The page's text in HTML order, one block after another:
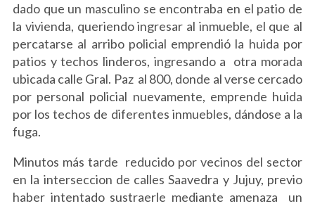
dado que un masculino se encontraba en el patio de
la vivienda, queriendo ingresar al inmueble, el que al
percatarse al arribo policial emprendió la huida por
patios y techos linderos, ingresando a otra morada
ubicada calle Gral. Paz al 800, donde al verse cercado
por personal policial nuevamente, emprende huida
por los techos de diferentes inmuebles, dándose a la
fuga.
Minutos más tarde reducido por vecinos del sector
en la interseccion de calles Saavedra y Jujuy, previo
haber intentado sustraerle mediante amenaza un